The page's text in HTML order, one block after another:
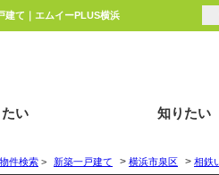
て｜エムイーPLUS横浜
い 知りたい
物件検索 > 新築一戸建て > 横浜市泉区 > 相鉄